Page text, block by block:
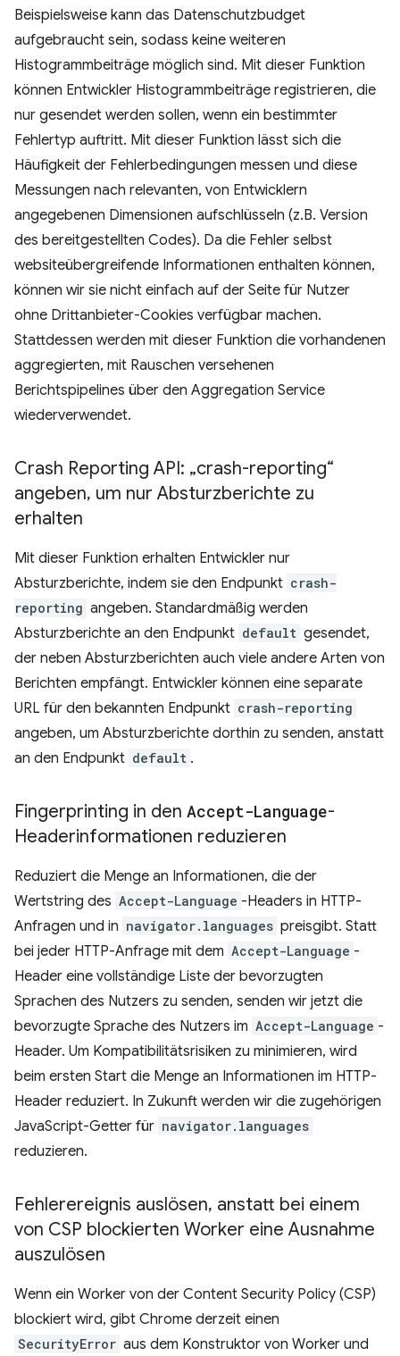
Beispielsweise kann das Datenschutzbudget
aufgebraucht sein, sodass keine weiteren
Histogrammbeiträge möglich sind. Mit dieser Funktion
können Entwickler Histogrammbeiträge registrieren, die
nur gesendet werden sollen, wenn ein bestimmter
Fehlertyp auftritt. Mit dieser Funktion lässt sich die
Häufigkeit der Fehlerbedingungen messen und diese
Messungen nach relevanten, von Entwicklern
angegebenen Dimensionen aufschlüsseln (z.B. Version
des bereitgestellten Codes). Da die Fehler selbst
websiteübergreifende Informationen enthalten können,
können wir sie nicht einfach auf der Seite für Nutzer
ohne Drittanbieter-Cookies verfügbar machen.
Stattdessen werden mit dieser Funktion die vorhandenen
aggregierten, mit Rauschen versehenen
Berichtspipelines über den Aggregation Service
wiederverwendet.
Crash Reporting API: „crash-reporting“
angeben, um nur Absturzberichte zu
erhalten
Mit dieser Funktion erhalten Entwickler nur
Absturzberichte, indem sie den Endpunkt crash-
reporting angeben. Standardmäßig werden
Absturzberichte an den Endpunkt default gesendet,
der neben Absturzberichten auch viele andere Arten von
Berichten empfängt. Entwickler können eine separate
URL für den bekannten Endpunkt crash-reporting
angeben, um Absturzberichte dorthin zu senden, anstatt
an den Endpunkt default .
Fingerprinting in den Accept-Language-
Headerinformationen reduzieren
Reduziert die Menge an Informationen, die der
Wertstring des Accept-Language -Headers in HTTP-
Anfragen und in navigator.languages preisgibt. Statt
bei jeder HTTP-Anfrage mit dem Accept-Language -
Header eine vollständige Liste der bevorzugten
Sprachen des Nutzers zu senden, senden wir jetzt die
bevorzugte Sprache des Nutzers im Accept-Language -
Header. Um Kompatibilitätsrisiken zu minimieren, wird
beim ersten Start die Menge an Informationen im HTTP-
Header reduziert. In Zukunft werden wir die zugehörigen
JavaScript-Getter für navigator.languages
reduzieren.
Fehlerereignis auslösen, anstatt bei einem
von CSP blockierten Worker eine Ausnahme
auszulösen
Wenn ein Worker von der Content Security Policy (CSP)
blockiert wird, gibt Chrome derzeit einen
SecurityError aus dem Konstruktor von Worker und